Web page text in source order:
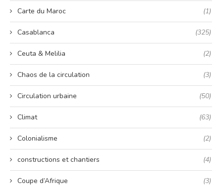
Carte du Maroc (1)
Casablanca (325)
Ceuta & Melilia (2)
Chaos de la circulation (3)
Circulation urbaine (50)
Climat (63)
Colonialisme (2)
constructions et chantiers (4)
Coupe d’Afrique (3)